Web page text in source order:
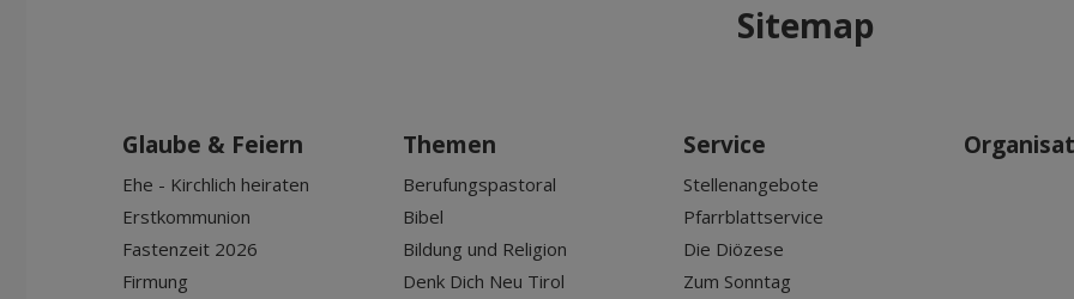
Sitemap
Glaube & Feiern
Ehe - Kirchlich heiraten
Erstkommunion
Fastenzeit 2026
Firmung
Themen
Berufungspastoral
Bibel
Bildung und Religion
Denk Dich Neu Tirol
Service
Stellenangebote
Pfarrblattservice
Die Diözese
Zum Sonntag